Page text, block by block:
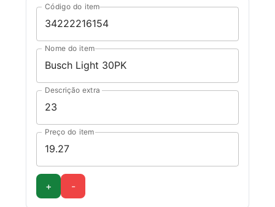
Código do item
Nome do item
Descrição extra
Preço do item
+ -